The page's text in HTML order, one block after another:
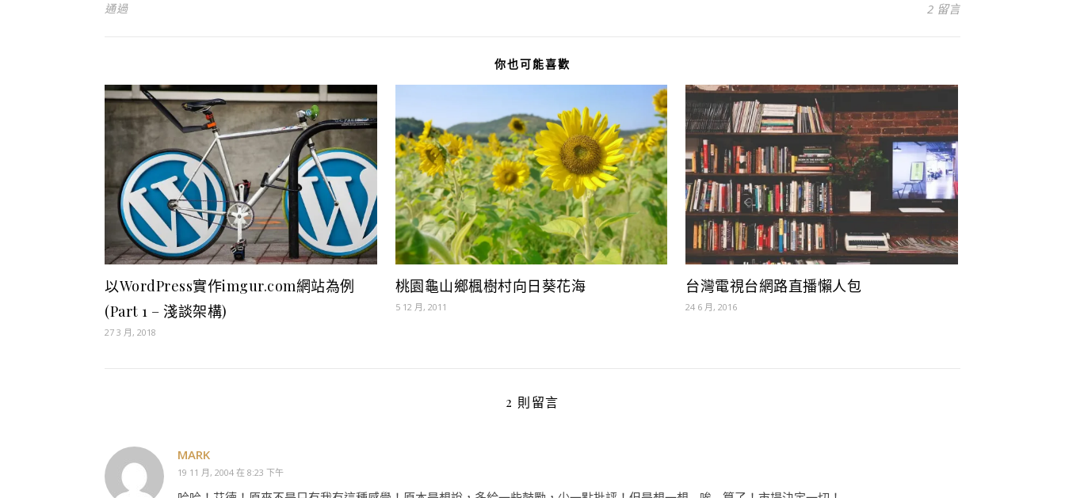
通過 2 留言
你也可能喜歡
以WordPress實作imgur.com網站為例
(Part 1 – 淺談架構)
27 3 月, 2018
桃園龜山鄉楓樹村向日葵花海
5 12 月, 2011
台灣電視台網路直播懶人包
24 6 月, 2016
2 則留言
MARK
19 11 月, 2004 在 8:23 下午